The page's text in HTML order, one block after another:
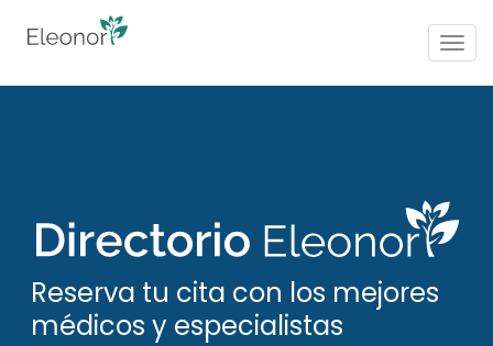
Reserva tu cita con los mejores
médicos y especialistas